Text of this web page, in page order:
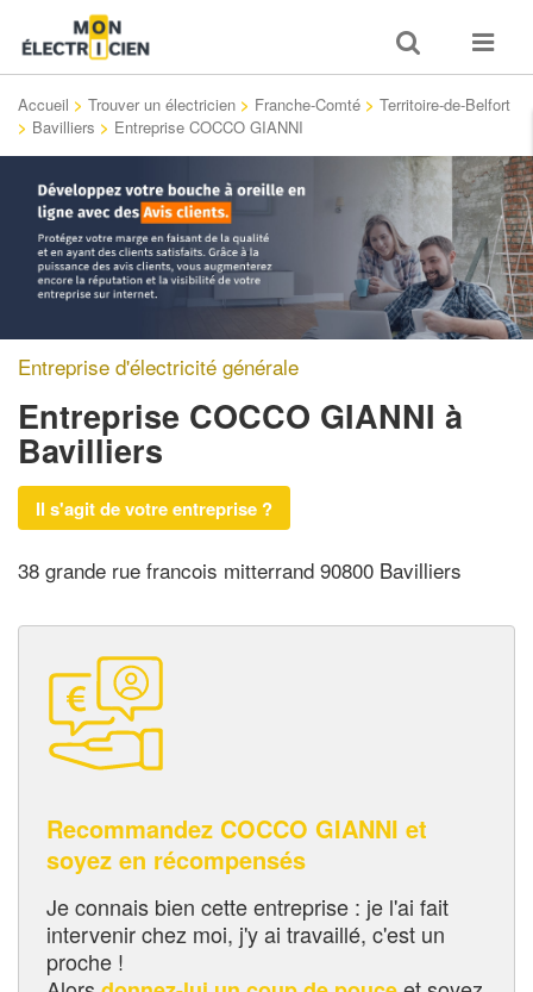
Toggle
search
Toggle
Accueil > Trouver un électricien > Franche-Comté > Territoire-de-Belfort
> Bavilliers > Entreprise COCCO GIANNI
Entreprise d'électricité générale
Entreprise COCCO GIANNI à
Bavilliers
Il s'agit de votre entreprise ?
38 grande rue francois mitterrand 90800 Bavilliers
Recommandez COCCO GIANNI et
soyez en récompensés
Je connais bien cette entreprise : je l'ai fait
intervenir chez moi, j'y ai travaillé, c'est un
proche !